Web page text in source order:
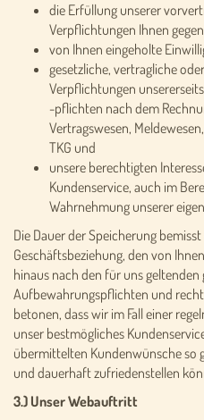
die Erfüllung unserer
Verpflichtungen Ihnen
von Ihnen eingeholte
gesetzliche, vertragliche
Verpflichtungen
-pflichten nach dem
Vertragswesen,
TKG und
unsere berechtigten
Kundenservice, auch im
Wahrnehmung unserer
Die Dauer der Speicherung
Geschäftsbeziehung, den von
hinaus nach den für uns geltenden
Aufbewahrungspflichten und
betonen, dass wir im Fall einer
unser bestmögliches
übermittelten Kundenwünsche so
und dauerhaft zufriedenstellen
3.) Unser Webauftritt